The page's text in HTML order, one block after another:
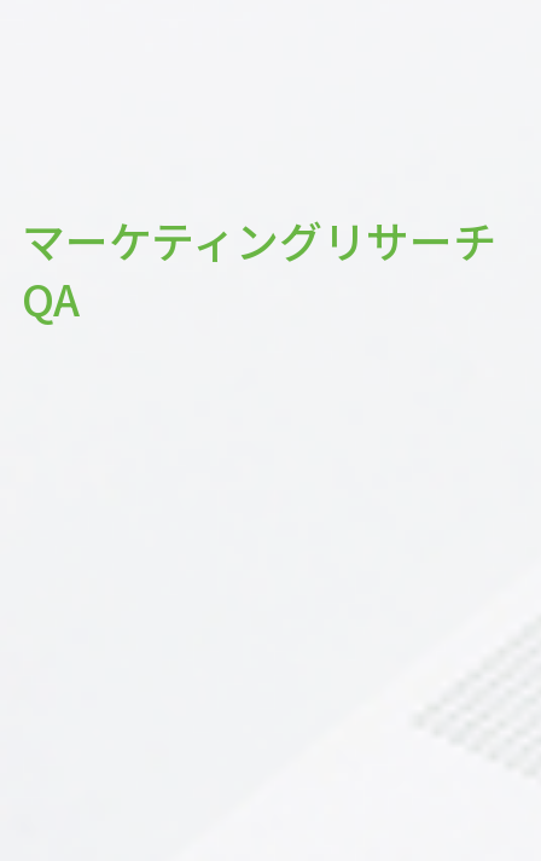
マーケティングリサーチ
QA